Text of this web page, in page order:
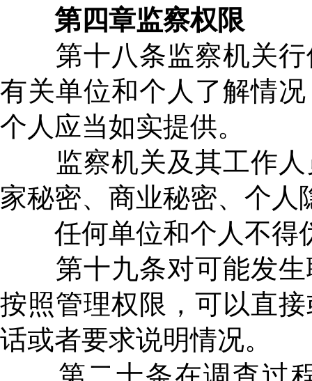
第四章监察权限
第十八条监察机关行
有关单位和个人了解情
个人应当如实提供。
监察机关及其工作人
家秘密、商业秘密、个人
任何单位和个人不得
第十九条对可能发生
按照管理权限，可以直
话或者要求说明情况。